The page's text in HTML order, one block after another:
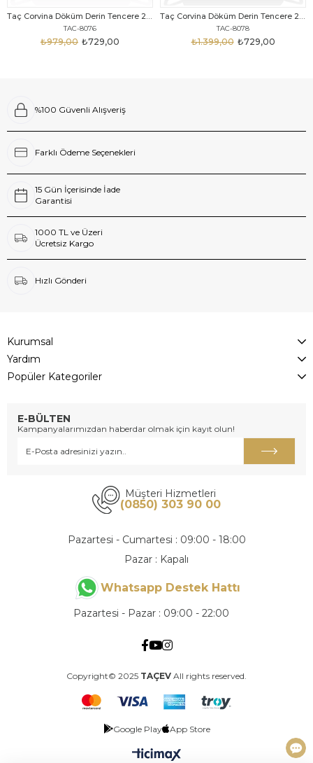
Taç Corvina Döküm Derin Tencere 20 Cm Haki
TAC-8076
₺729,00
₺979,00
Taç Corvina Döküm Derin Tencere 20 Cm Gri
TAC-8078
₺729,00
₺1.399,00
%100 Güvenli Alışveriş
Farklı Ödeme Seçenekleri
15 Gün İçerisinde İade
Garantisi
1000 TL ve Üzeri
Ücretsiz Kargo
Hızlı Gönderi
Kurumsal
Yardım
Popüler Kategoriler
E-BÜLTEN
Kampanyalarımızdan haberdar olmak için kayıt olun!
Müşteri Hizmetleri
(0850) 303 90 00
Pazartesi - Cumartesi : 09:00 - 18:00
Pazar : Kapalı
Whatsapp Destek Hattı
Pazartesi - Pazar : 09:00 - 22:00
Copyright© 2025 TAÇEV All rights reserved.
Google Play App Store